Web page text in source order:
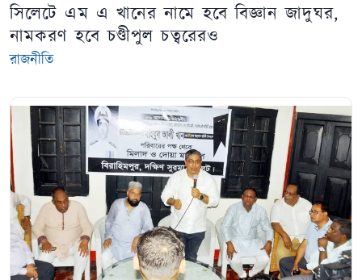
সিলেটে এম এ খানের নামে হবে বিজ্ঞান জাদুঘর,
নামকরণ হবে চণ্ডীপুল চত্বরেরও
রাজনীতি